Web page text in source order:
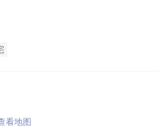
看地图